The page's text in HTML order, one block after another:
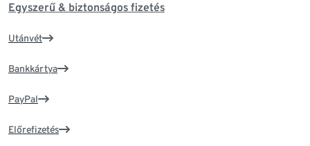
Egyszerű & biztonságos fizetés
Utánvét
Bankkártya
PayPal
Előrefizetés